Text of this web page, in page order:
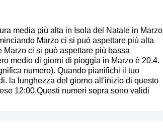
media più alta in Isola del Natale in Marzo
Marzo ci si può aspettare più alta
ci si può aspettare più bassa
medio di giorni di pioggia in Marzo è 20.4.
numero). Quando pianifichi il tuo
la lunghezza del giorno all'inizio di questo
12:00.Questi numeri sopra sono validi